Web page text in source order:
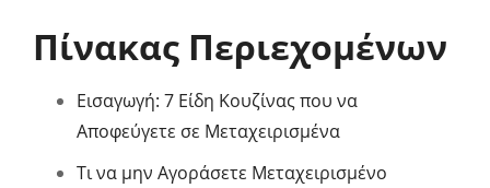
Πίνακας Περιεχομένων
Εισαγωγή: 7 Είδη Κουζίνας που να
Αποφεύγετε σε Μεταχειρισμένα
Τι να μην Αγοράσετε Μεταχειρισμένο